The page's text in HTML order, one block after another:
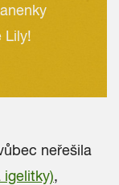
Lily!
neřešila
igelitky),